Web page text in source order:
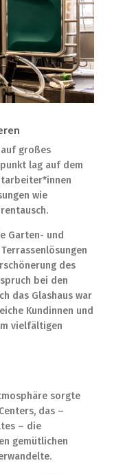
großes
lag auf dem
wie
Garten- und
des
bei den
das Glashaus war
Kundinnen und
vielfältigen
sorgte
das –
– die
gemütlichen